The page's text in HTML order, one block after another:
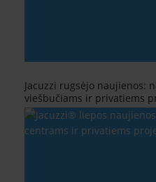
Jacuzzi rugsėjo naujienos:
viešbučiams ir privatiems